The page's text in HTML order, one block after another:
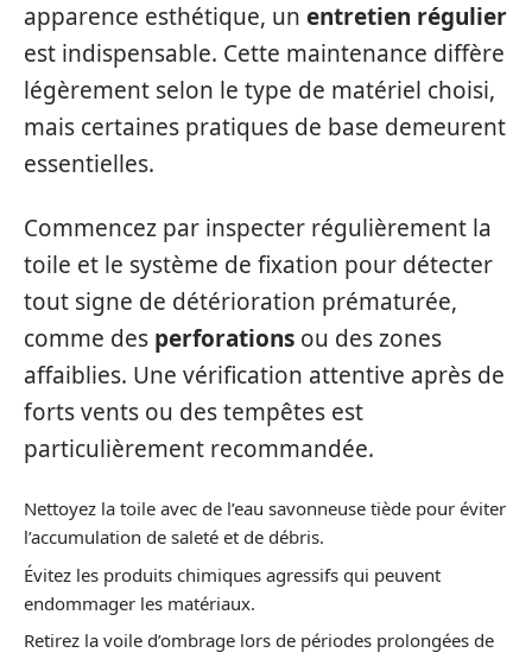
apparence esthétique, un entretien régulier
est indispensable. Cette maintenance diffère
légèrement selon le type de matériel choisi,
mais certaines pratiques de base demeurent
essentielles.
Commencez par inspecter régulièrement la
toile et le système de fixation pour détecter
tout signe de détérioration prématurée,
comme des perforations ou des zones
affaiblies. Une vérification attentive après de
forts vents ou des tempêtes est
particulièrement recommandée.
Nettoyez la toile avec de l’eau savonneuse tiède pour éviter
l’accumulation de saleté et de débris.
Évitez les produits chimiques agressifs qui peuvent
endommager les matériaux.
Retirez la voile d’ombrage lors de périodes prolongées de